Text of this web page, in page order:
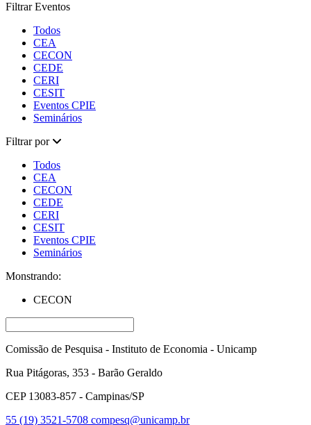
Filtrar Eventos
Todos
CEA
CECON
CEDE
CERI
CESIT
Eventos CPIE
Seminários
Filtrar por
Todos
CEA
CECON
CEDE
CERI
CESIT
Eventos CPIE
Seminários
Monstrando:
CECON
Comissão de Pesquisa - Instituto de Economia - Unicamp
Rua Pitágoras, 353 - Barão Geraldo
CEP 13083-857 - Campinas/SP
55 (19) 3521-5708 compesq@unicamp.br